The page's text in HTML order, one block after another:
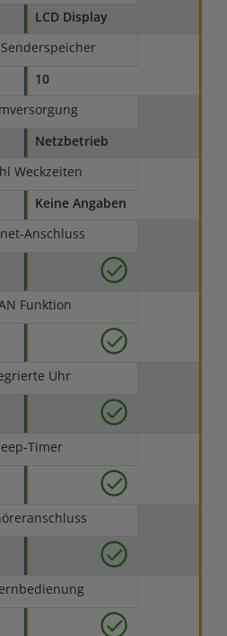
LCD Display
10
Netzbetrieb
Weckzeiten
Keine Angaben
Anschluss
Funktion
Uhr
Timer